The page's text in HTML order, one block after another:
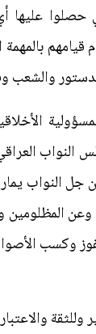
عليها
قيامهم
والشعب
النواب
النواب
وكسب
وللثقة